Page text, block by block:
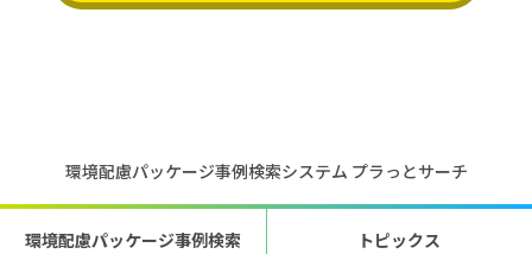
環境配慮パッケージ事例検索システム プラっとサーチ
環境配慮パッケージ事例検索 トピックス